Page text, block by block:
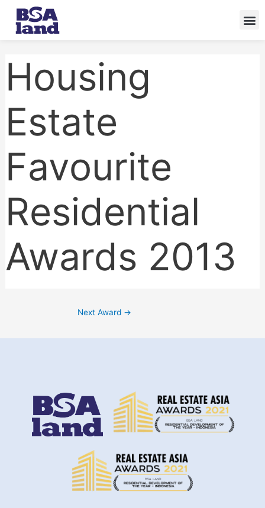
Skip
content
Housing
Estate
Favourite
Residential
Awards 2013
Next Award →